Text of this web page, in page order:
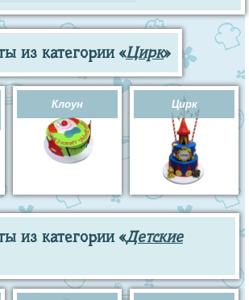
из категории «Цирк»
Клоун Цирк
из категории «Детские